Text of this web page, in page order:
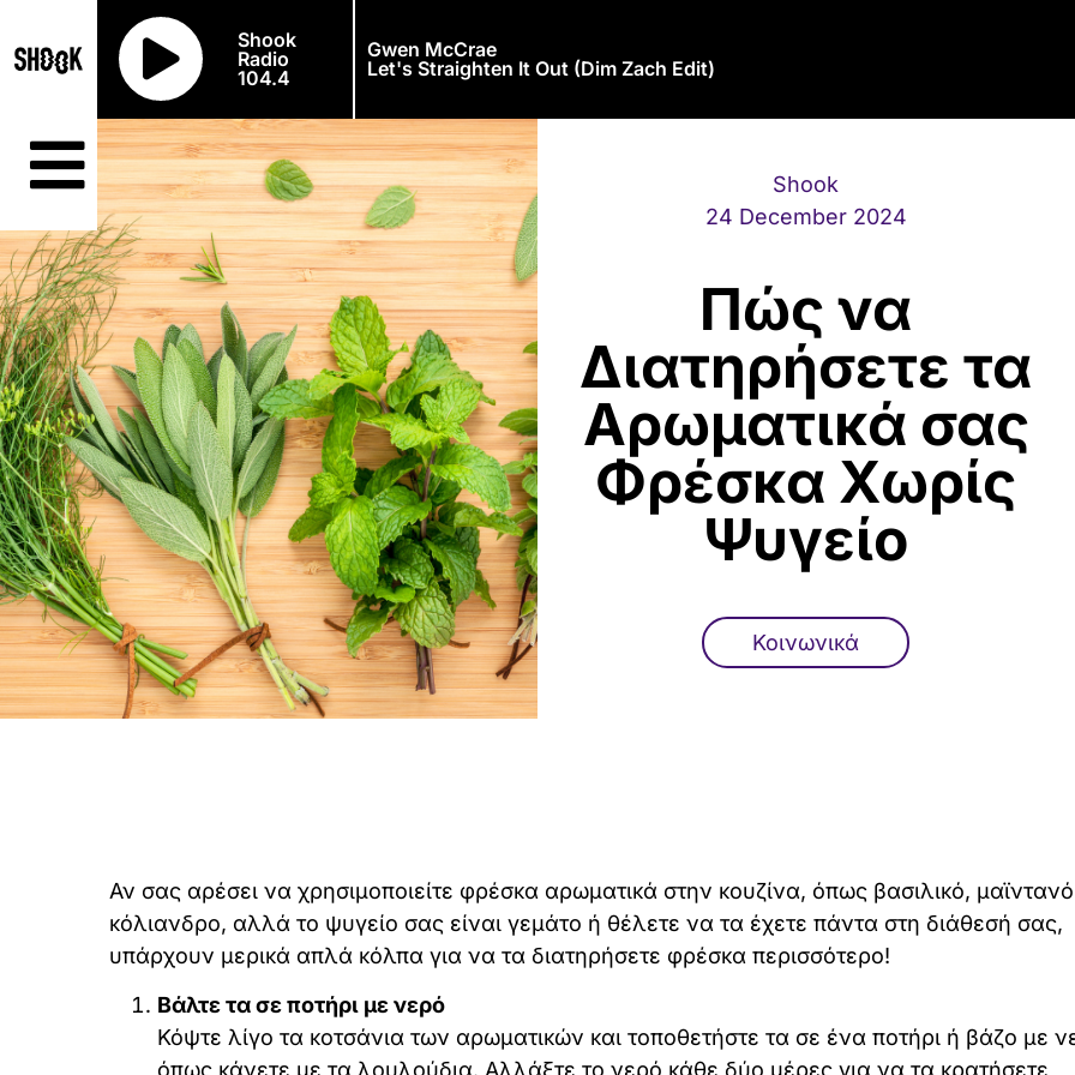
Shook
Radio
104.4
Gwen McCrae
Let's Straighten It Out (Dim Zach Edit)
Shook
24 December 2024
Πώς να
Διατηρήσετε τα
Αρωματικά σας
Φρέσκα Χωρίς
Ψυγείο
Κοινωνικά
Αν σας αρέσει να χρησιμοποιείτε φρέσκα αρωματικά στην κουζίνα, όπως βασιλικό,
κόλιανδρο, αλλά το ψυγείο σας είναι γεμάτο ή θέλετε να τα έχετε πάντα στη διάθεσή σας,
υπάρχουν μερικά απλά κόλπα για να τα διατηρήσετε φρέσκα περισσότερο!
Βάλτε τα σε ποτήρι με νερό
Κόψτε λίγο τα κοτσάνια των αρωματικών και τοποθετήστε τα σε ένα ποτήρι ή βάζο με
όπως κάνετε με τα λουλούδια. Αλλάξτε το νερό κάθε δύο μέρες για να τα κρατήσετε